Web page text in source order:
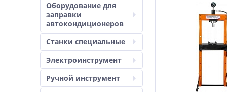
Оборудование для
заправки
автокондиционеров
Станки специальные
Электроинструмент
Ручной инструмент